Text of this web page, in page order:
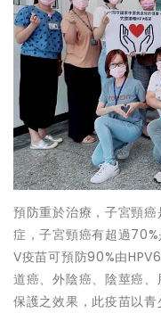
預防重於治療，子宮頸
症，子宮頸癌有超過70%
V疫苗可預防90%由
道癌、外陰癌、陰莖癌
保護之效果，此疫苗以